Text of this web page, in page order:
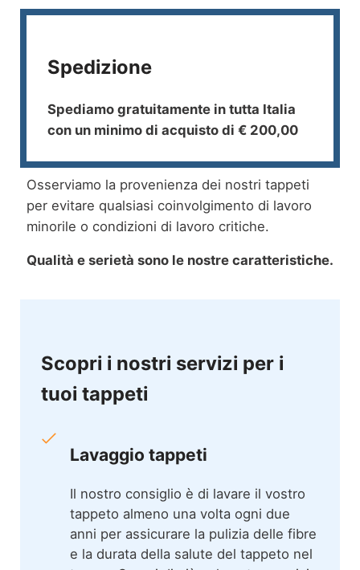
Spedizione
Spediamo gratuitamente in tutta Italia
con un minimo di acquisto di € 200,00
Osserviamo la provenienza dei nostri tappeti
per evitare qualsiasi coinvolgimento di lavoro
minorile o condizioni di lavoro critiche.
Qualità e serietà sono le nostre caratteristiche.
Scopri i nostri servizi per i
tuoi tappeti
Lavaggio tappeti
Il nostro consiglio è di lavare il vostro
tappeto almeno una volta ogni due
anni per assicurare la pulizia delle fibre
e la durata della salute del tappeto nel